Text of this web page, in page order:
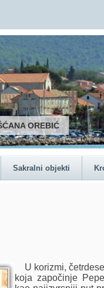
Sakralni objekti
U korizmi,
koja započinje